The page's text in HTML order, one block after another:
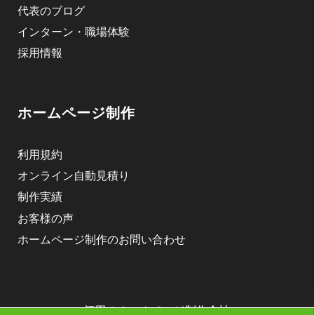
代表のブログ
インターン・職場体験
採用情報
ホームページ制作
利用規約
オンライン自動見積り
制作実績
お客様の声
ホームページ制作のお問い合わせ
酒田のホームページ制作会社